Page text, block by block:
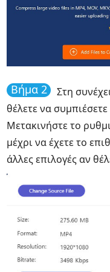
Βήμα 2
Στη
θέλετε να
Μετακινήστε το
μέχρι να έχετε το
άλλες επιλογές αν